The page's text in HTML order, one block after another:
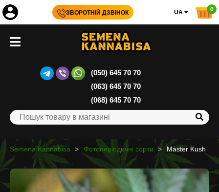
ЗВОРОТНІЙ ДЗВІНОК UA 0
(050) 645 70 70
(063) 645 70 70
(068) 645 70 70
Semena Kannabisa Фотоперіодичні сорти Master Kush